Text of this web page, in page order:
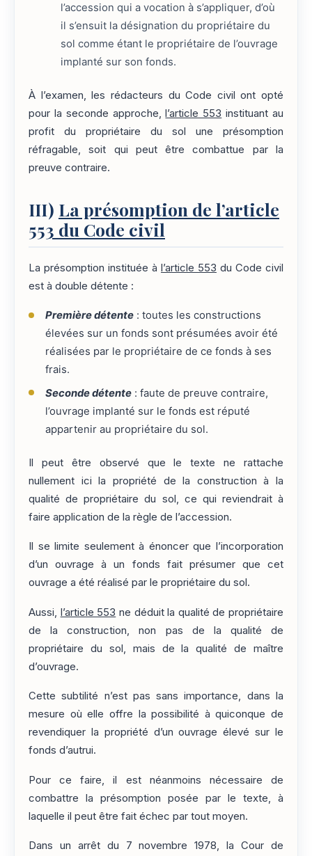
l’accession qui a vocation à s’appliquer, d’où
il s’ensuit la désignation du propriétaire du
sol comme étant le propriétaire de l’ouvrage
implanté sur son fonds.
À l’examen, les rédacteurs du Code civil ont opté
pour la seconde approche, l’article 553 instituant au
profit du propriétaire du sol une présomption
réfragable, soit qui peut être combattue par la
preuve contraire.
III) La présomption de l’article
553 du Code civil
La présomption instituée à l’article 553 du Code civil
est à double détente :
Première détente: toutes les constructions
élevées sur un fonds sont présumées avoir été
réalisées par le propriétaire de ce fonds à ses
frais.
Seconde détente: faute de preuve contraire,
l’ouvrage implanté sur le fonds est réputé
appartenir au propriétaire du sol.
Il peut être observé que le texte ne rattache
nullement ici la propriété de la construction à la
qualité de propriétaire du sol, ce qui reviendrait à
faire application de la règle de l’accession.
Il se limite seulement à énoncer que l’incorporation
d’un ouvrage à un fonds fait présumer que cet
ouvrage a été réalisé par le propriétaire du sol.
Aussi, l’article 553 ne déduit la qualité de propriétaire
de la construction, non pas de la qualité de
propriétaire du sol, mais de la qualité de maître
d’ouvrage.
Cette subtilité n’est pas sans importance, dans la
mesure où elle offre la possibilité à quiconque de
revendiquer la propriété d’un ouvrage élevé sur le
fonds d’autrui.
Pour ce faire, il est néanmoins nécessaire de
combattre la présomption posée par le texte, à
laquelle il peut être fait échec par tout moyen.
Dans un arrêt du 7 novembre 1978, la Cour de